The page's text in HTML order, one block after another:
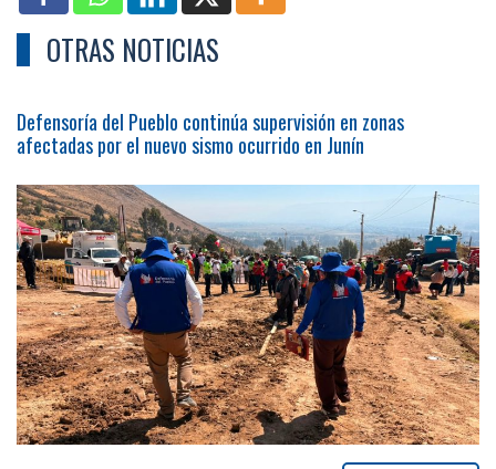
OTRAS NOTICIAS
Defensoría del Pueblo continúa supervisión en zonas
afectadas por el nuevo sismo ocurrido en Junín